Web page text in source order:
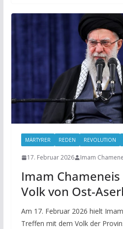
MÄRTYRER REDEN REVOLUTION
17. Februar 2026 Imam
Imam Chameneis
Volk von Ost-
Am 17. Februar 2026 hielt
Treffen mit dem Volk der